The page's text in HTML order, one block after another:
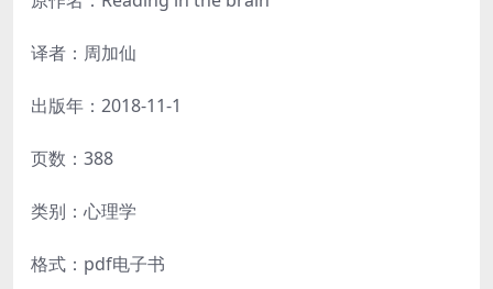
译者：周加仙
出版年：2018-11-1
页数：388
类别：心理学
格式：pdf电子书